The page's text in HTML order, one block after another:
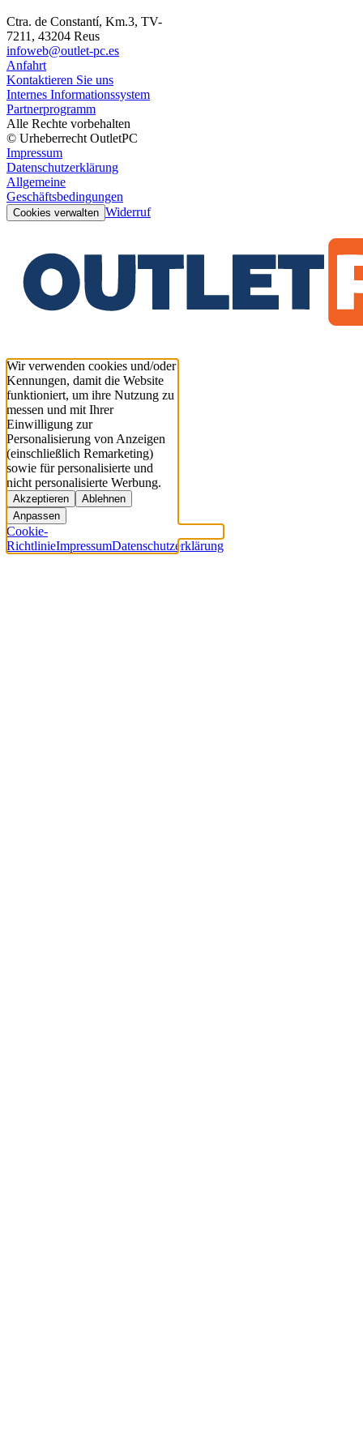
Ctra. de Constantí, Km.3, TV-
7211, 43204 Reus
infoweb@outlet-pc.es
Anfahrt
Kontaktieren Sie uns
Internes Informationssystem
Partnerprogramm
Alle Rechte vorbehalten
© Urheberrecht OutletPC
Impressum
Datenschutzerklärung
Allgemeine
Geschäftsbedingungen
Cookies verwalten Widerruf
Wir verwenden cookies und/oder
Kennungen, damit die Website
funktioniert, um ihre Nutzung zu
messen und mit Ihrer
Einwilligung zur
Personalisierung von Anzeigen
(einschließlich Remarketing)
sowie für personalisierte und
nicht personalisierte Werbung.
Akzeptieren
Ablehnen
Anpassen
Cookie-
RichtlinieImpressumDatenschutzerklärung